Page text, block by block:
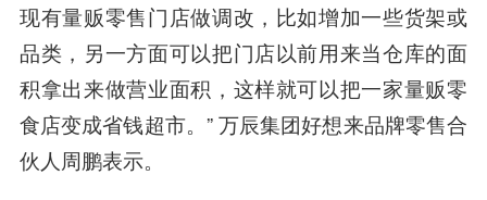
现有量贩零售门店做调改，比如增加一些货架或
品类，另一方面可以把门店以前用来当仓库的面
积拿出来做营业面积，这样就可以把一家量贩零
食店变成省钱超市。” 万辰集团好想来品牌零售合
伙人周鹏表示。